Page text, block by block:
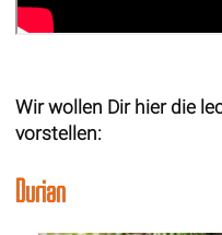
Wir wollen Dir hier die
vorstellen:
Durian